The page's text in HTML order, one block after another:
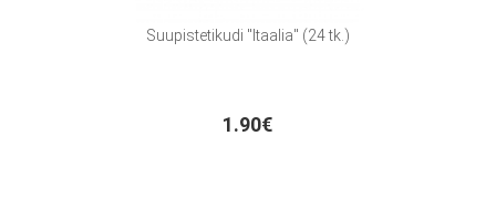
Suupistetikudi "Itaalia" (24 tk.)
1.90€